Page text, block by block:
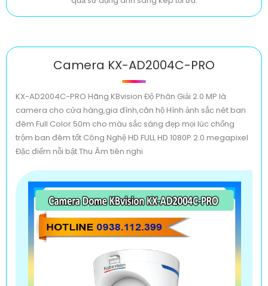
Camera KX-AD2004C-PRO
KX-AD2004C-PRO Hãng KBvision Độ Phân Giải 2.0 MP là
camera cho cửa hàng,gia đình,căn hộ Hình ảnh sắc nét ban
đêm Full Color 50m cho màu sắc sáng đẹp mọi lúc chống
trộm ban đêm tốt Công Nghệ HD FULL HD 1080P 2.0 megapixel
Đặc điểm nỗi bật Thu Âm tiên nghi